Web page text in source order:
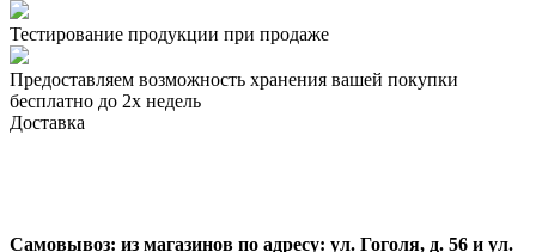
Тестирование продукции при продаже
Предоставляем возможность хранения вашей покупки
бесплатно до 2х недель
Доставка
Самовывоз: из магазинов по адресу: ул. Гоголя, д. 56 и ул.